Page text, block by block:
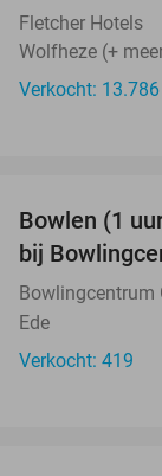
Fletcher Hotels
Wolfheze (+
Verkocht: 13.786
Bowlen (1
bij
Bowlingcentrum
Ede
Verkocht: 419